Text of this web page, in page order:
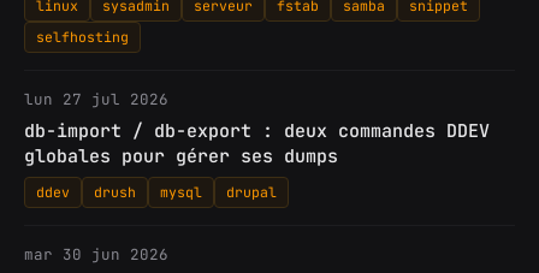
linux sysadmin serveur fstab samba
snippet
selfhosting
lun 27 jul 2026
db-import / db-export : deux commandes DDEV
globales pour gérer ses dumps
ddev drush mysql drupal
mar 30 jun 2026